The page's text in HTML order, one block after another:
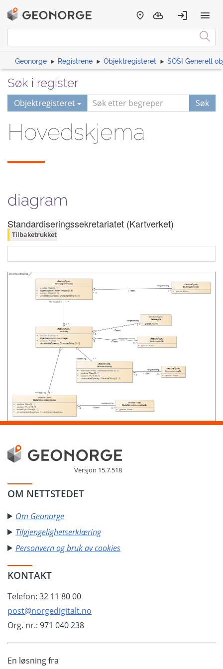
Geonorge Registrene Objektregisteret SOSI Generell
Søk i register
Objektregisteret Søk
Hovedskjema
diagram
Standardiseringssekretariatet (Kartverket)
Tilbaketrukket